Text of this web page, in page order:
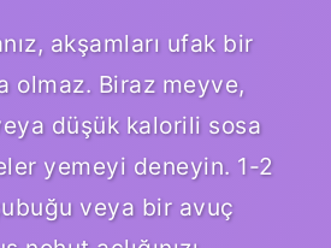
akşamları ufak bir
olmaz. Biraz meyve,
düşük kalorili sosa
yemeyi deneyin. 1-2
veya bir avuç